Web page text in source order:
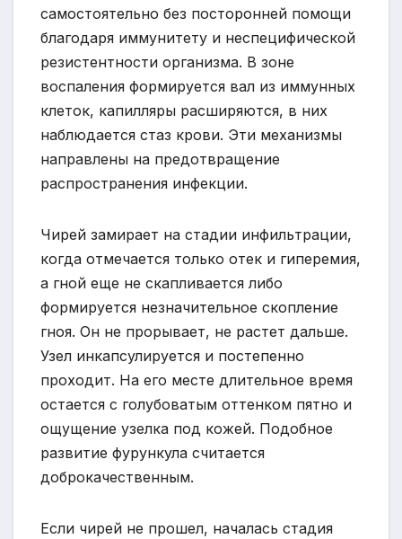
самостоятельно без посторонней помощи
благодаря иммунитету и неспецифической
резистентности организма. В зоне
воспаления формируется вал из иммунных
клеток, капилляры расширяются, в них
наблюдается стаз крови. Эти механизмы
направлены на предотвращение
распространения инфекции.
Чирей замирает на стадии инфильтрации,
когда отмечается только отек и гиперемия,
а гной еще не скапливается либо
формируется незначительное скопление
гноя. Он не прорывает, не растет дальше.
Узел инкапсулируется и постепенно
проходит. На его месте длительное время
остается с голубоватым оттенком пятно и
ощущение узелка под кожей. Подобное
развитие фурункула считается
доброкачественным.
Если чирей не прошел, началась стадия